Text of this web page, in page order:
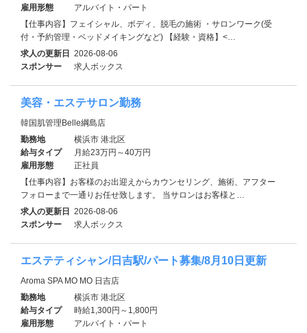
雇用形態
アルバイト・パート
【仕事内容】フェイシャル、ボディ、脱毛の施術 ・サロンワーク(受
付・予約管理・ベッドメイキングなど) 【経験・資格】<…
求人の更新日 2026-08-06
スポンサー
求人ボックス
美容・エステサロン勤務
韓国肌管理Belle綱島店
勤務地
横浜市 港北区
給与タイプ
月給23万円～40万円
雇用形態
正社員
【仕事内容】お客様のお出迎えからカウンセリング、施術、アフター
フォローまで一通りお任せ致します。 当サロンはお客様と…
求人の更新日 2026-08-06
スポンサー
求人ボックス
エステティシャン/日吉駅/パート募集/8月10日更新
Aroma SPA MO MO 日吉店
勤務地
横浜市 港北区
給与タイプ
時給1,300円～1,800円
雇用形態
アルバイト・パート